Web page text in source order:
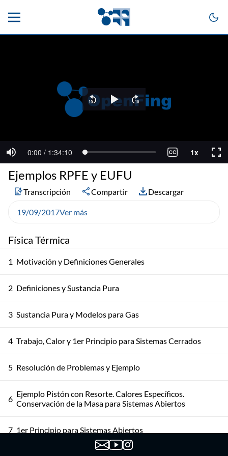
Física Térmica
1 Motivación y Definiciones Generales
2 Definiciones y Sustancia Pura
3 Sustancia Pura y Modelos para Gas
4 Trabajo, Calor y 1er Principio para Sistemas Cerrados
5 Resolución de Problemas y Ejemplo
6 Ejemplo Pistón con Resorte. Calores Específicos.
Conservación de la Masa para Sistemas Abiertos
7 1er Principio para Sistemas Abiertos
Ejemplos RPFE y EUFU
Transcripción Compartir Descargar
19/09/2017Ver más